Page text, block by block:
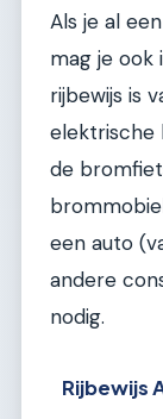
Als je al
mag je ook
rijbewijs is
elektrische
de
een auto
andere
nodig.
Rijbewijs